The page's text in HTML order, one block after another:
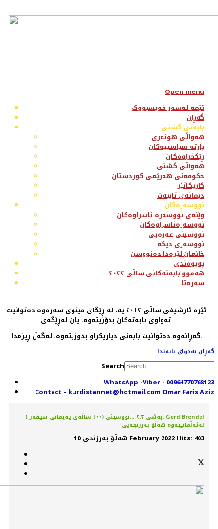
Open menu
ئێمە لەسەر فەیسبووک
گەڕان
بابەتی گشتی
هەواڵی هونەری
پارتە سیاسییەکان
ڕێکخراوەکان
هەواڵی گشتی
حکومەتی هەرێمی کوردستان
کاریکاتێر
دیمانەی تایبەت
نووسەرەکان
وێنەی نووسەرە ناسراوەکان
نووسەرەناسراوەکان
نووسینی عەرەبی
نووسەری دیکە
خانمان لێرەدا دەنووسن
پەیوەندی
هەموو بابەتەکانی ساڵی ٢٠٢٢
سەرەتا
ئێرە ئارشیفی ساڵی ٢٠١٢ یە، لە ڕێگای مینوی سەرەوە دەتوانیت
تەواوی بابەتەکان بدۆزیتەوە. یان لەڕێگەی
گەڕانەوە دەتوانیت بابەتی دیاریکراو بدوزیتەوە. لەگەڵ ڕیزمدا.
گەڕان بەدوای بابەتدا
Search
WhatsApp -Viber - 00964770768123
Contact - kurdistannet@hotmail.com Omar Faris Aziz
( ١٠٠ ساڵەی پەیمانی سیڤەر) بەشی ٢ـ٢ ...نووسینی: Gerd Brendel
لەئەڵمانییەوە هەڵۆ بەرزنجەیی
هەڵۆ بەرزنجی 10 February 2022 Hits: 403